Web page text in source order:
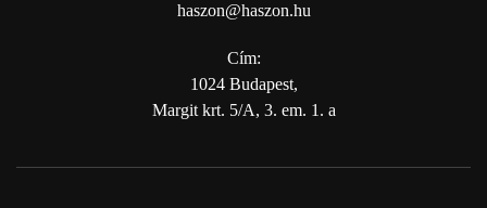
haszon@haszon.hu
Cím:
1024 Budapest,
Margit krt. 5/A, 3. em. 1. a